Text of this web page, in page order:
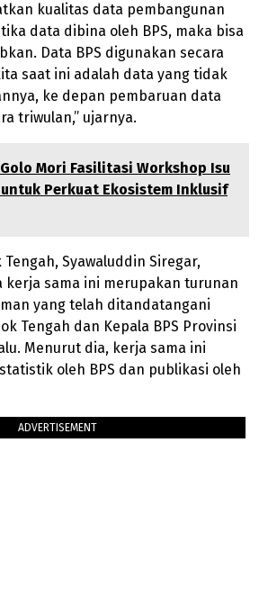
kualitas data pembangunan
data dibina oleh BPS, maka bisa
Data BPS digunakan secara
saat ini adalah data yang tidak
ke depan pembaruan data
triwulan,” ujarnya.
Mori Fasilitasi Workshop Isu
Perkuat Ekosistem Inklusif
Tengah, Syawaluddin Siregar,
kerja sama ini merupakan turunan
yang telah ditandatangani
Tengah dan Kepala BPS Provinsi
Menurut dia, kerja sama ini
oleh BPS dan publikasi oleh
ADVERTISEMENT